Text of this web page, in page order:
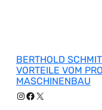
BERTHOLD
VORTEILE VOM
MASCHINENBAU
Instagram
Facebook
X